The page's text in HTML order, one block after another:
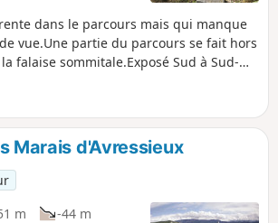
dans le parcours mais qui manque
vue.Une partie du parcours se fait hors
falaise sommitale.Exposé Sud à Sud-
même si les buis ont fortement
Attention : le 04 août 2026, un
non faisable suite arrêté
impraticable.
Marais d'Avressieux
m
-44 m